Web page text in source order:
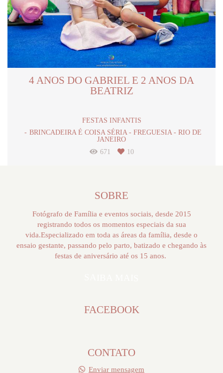
4 ANOS DO GABRIEL E 2 ANOS DA
BEATRIZ
FESTAS INFANTIS
BRINCADEIRA É COISA SÉRIA - FREGUESIA - RIO DE
JANEIRO
671
10
SOBRE
Fotógrafo de Família e eventos sociais, desde 2015
registrando todos os momentos especiais da sua
vida.Especializado em toda as áreas da família, desde o
ensaio gestante, passando pelo parto, batizado e chegando às
festas de aniversário até os 15 anos.
FACEBOOK
CONTATO
Enviar mensagem